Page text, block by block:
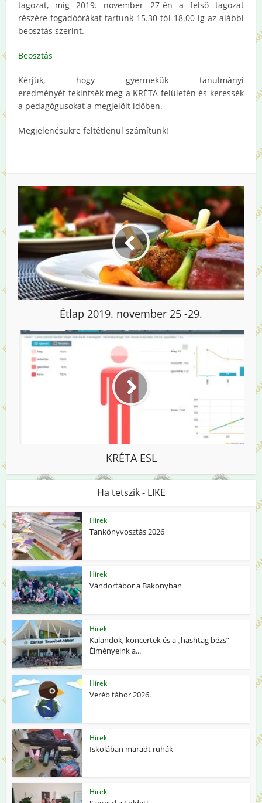
tagozat, míg 2019. november 27-én a felső tagozat
részére fogadóórákat tartunk 15.30-tól 18.00-ig az alábbi
beosztás szerint.
Beosztás
Kérjük, hogy gyermekük tanulmányi
eredményét tekintsék meg a KRÉTA felületén és keressék
a pedagógusokat a megjelölt időben.
Megjelenésükre feltétlenül számítunk!
Étlap 2019. november 25 -29.
KRÉTA ESL
Ha tetszik - LIKE
Hírek
Tankönyvosztás 2026
Hírek
Vándortábor a Bakonyban
Hírek
Kalandok, koncertek és a „hashtag bézs” –
Élményeink a...
Hírek
Veréb tábor 2026.
Hírek
Iskolában maradt ruhák
Hírek